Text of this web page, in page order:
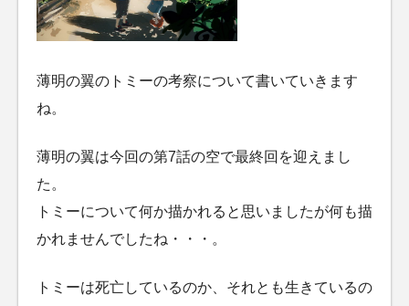
薄明の翼のトミーの考察について書いていきます
ね。
薄明の翼は今回の第7話の空で最終回を迎えまし
た。
トミーについて何か描かれると思いましたが何も描
かれませんでしたね・・・。
トミーは死亡しているのか、それとも生きているの